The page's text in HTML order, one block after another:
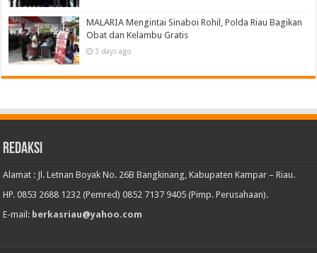
MALARIA Mengintai Sinaboi Rohil, Polda Riau Bagikan
Obat dan Kelambu Gratis
3 days ago
Redaksi
Alamat : Jl. Letnan Boyak No. 26B Bangkinang, Kabupaten Kampar – Riau.
HP. 0853 2688 1232 (Pemred) 0852 7137 9405 (Pimp. Perusahaan).
E-mail: berkasriau@yahoo.com